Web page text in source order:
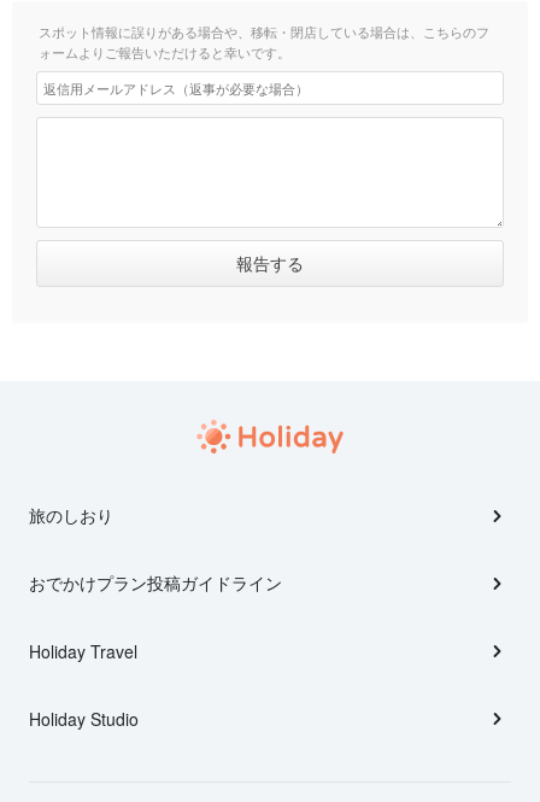
スポット情報に誤りがある場合や、移転・閉店している場合は、こちらのフ
ォームよりご報告いただけると幸いです。
旅のしおり
おでかけプラン投稿ガイドライン
Holiday Travel
Holiday Studio